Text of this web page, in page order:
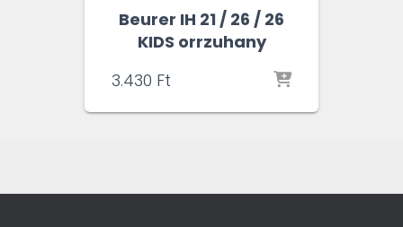
Beurer IH 21 / 26 / 26
KIDS orrzuhany
3.430 Ft